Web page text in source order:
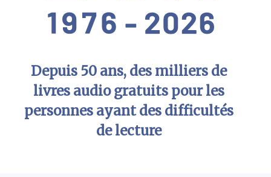
Depuis 50 ans, des milliers de
livres audio gratuits pour les
personnes ayant des difficultés
de lecture